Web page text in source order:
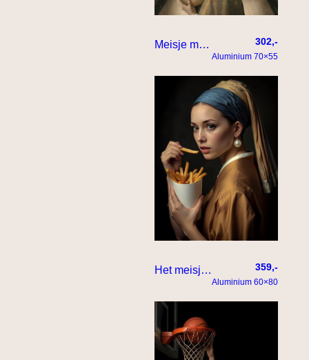
Meisje met de parel – bowling editie 302,-
Aluminium 70×55
Het meisje met de parel eet een patatje met 359,-
Aluminium 60×80